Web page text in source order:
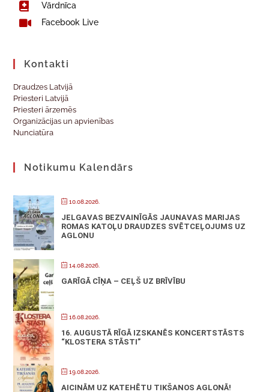
Vārdnīca
Facebook Live
Kontakti
Draudzes Latvijā
Priesteri Latvijā
Priesteri ārzemēs
Organizācijas un apvienības
Nunciatūra
Notikumu Kalendārs
10.08.2026.
JELGAVAS BEZVAINĪGĀS JAUNAVAS MARIJAS
ROMAS KATOĻU DRAUDZES SVĒTCEĻOJUMS UZ
AGLONU
14.08.2026.
GARĪGĀ CĪŅA – CEĻŠ UZ BRĪVĪBU
16.08.2026.
16. AUGUSTĀ RĪGĀ IZSKANĒS KONCERTSTĀSTS
“KLOSTERA STĀSTI”
19.08.2026.
AICINĀM UZ KATEHĒTU TIKŠANOS AGLONĀ!